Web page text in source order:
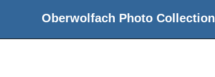
Oberwolfach Photo Collection